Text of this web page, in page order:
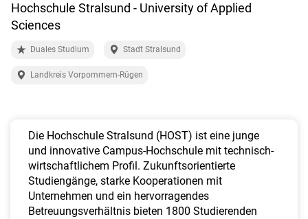
Hochschule Stralsund - University of Applied
Sciences
Duales Studium Stadt Stralsund
Landkreis Vorpommern-Rügen
Die Hochschule Stralsund (HOST) ist eine junge
und innovative Campus-Hochschule mit technisch-
wirtschaftlichem Profil. Zukunftsorientierte
Studiengänge, starke Kooperationen mit
Unternehmen und ein hervorragendes
Betreuungsverhältnis bieten 1800 Studierenden